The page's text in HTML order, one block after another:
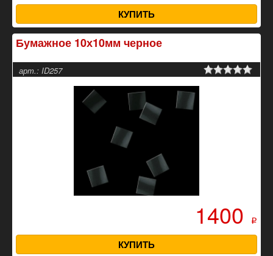
КУПИТЬ
Бумажное 10х10мм черное
арт.: ID257
1400 p
КУПИТЬ